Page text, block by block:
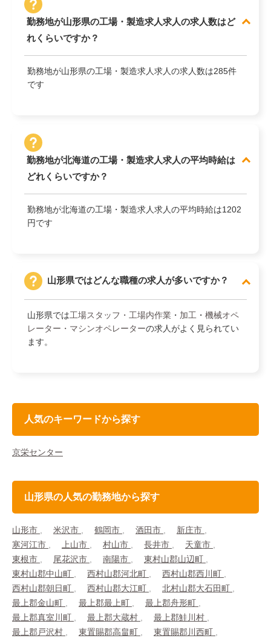
勤務地が山形県の工場・製造求人求人の求人数はど
れくらいですか？
勤務地が山形県の工場・製造求人求人の求人数は285件
です
勤務地が北海道の工場・製造求人求人の平均時給は
どれくらいですか？
勤務地が北海道の工場・製造求人求人の平均時給は1202
円です
山形県ではどんな職種の求人が多いですか？
山形県では工場スタッフ・工場内作業 ・ 加工 ・ 機械オペ
レーター・マシンオペレーターの求人がよく見られてい
ます。
人気のキーワードから探す
京栄センター
山形県の人気の勤務地から探す
山形市 米沢市 鶴岡市 酒田市
新庄市
寒河江市
上山市 村山市 長井市
天童市
東根市
尾花沢市 南陽市
東村山郡山辺町
東村山郡中山町
西村山郡河北町
西村山郡西川町
西村山郡朝日町
西村山郡大江町
北村山郡大石田町
最上郡金山町
最上郡最上町
最上郡舟形町
最上郡真室川町
最上郡大蔵村
最上郡鮭川村
最上郡戸沢村
東置賜郡高畠町
東置賜郡川西町